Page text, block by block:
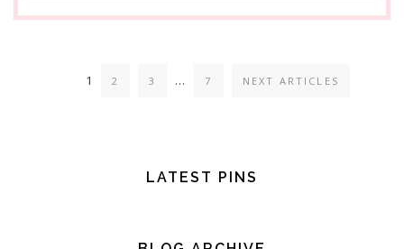
1 2 3 … 7 NEXT ARTICLES
LATEST PINS